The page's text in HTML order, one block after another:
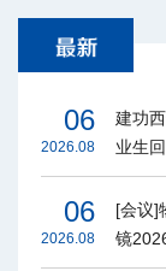
06
2026.08
建功
业生
06
2026.08
[会议]
镜